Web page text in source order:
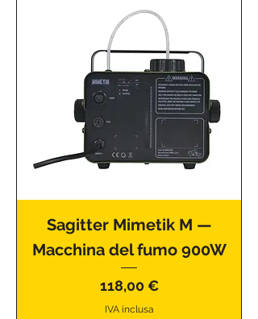
Sagitter Mimetik M —
Macchina del fumo 900W
Prezzo
118,00 €
IVA inclusa